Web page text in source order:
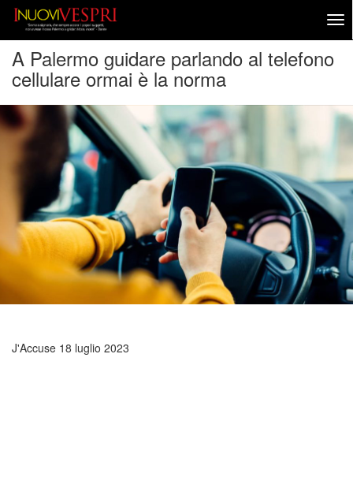
A Palermo guidare parlando al telefono
cellulare ormai è la norma
J'Accuse 18 luglio 2023